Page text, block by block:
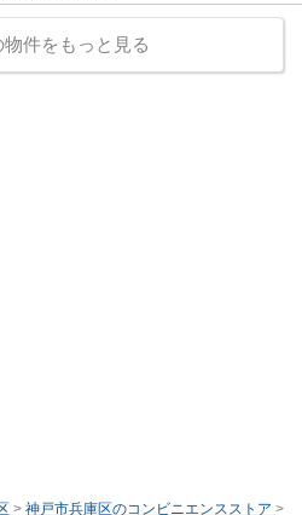
件をもっと見る
> 神戸市兵庫区のコンビニエンスストア >